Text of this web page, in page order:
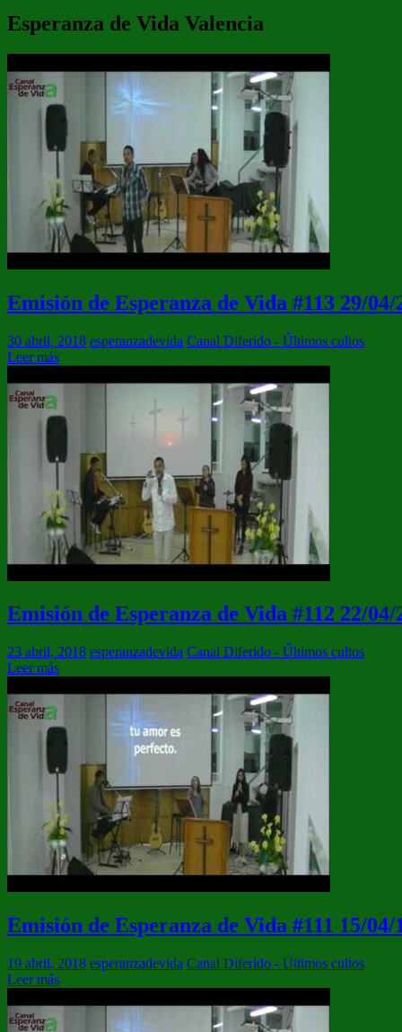
Esperanza de Vida Valencia
Emisión de Esperanza de Vida #113 29/04/
30 abril, 2018 esperanzadevida Canal Diferido - Últimos cultos
Leer más
Emisión de Esperanza de Vida #112 22/04/
23 abril, 2018 esperanzadevida Canal Diferido - Últimos cultos
Leer más
Emisión de Esperanza de Vida #111 15/04/
19 abril, 2018 esperanzadevida Canal Diferido - Últimos cultos
Leer más